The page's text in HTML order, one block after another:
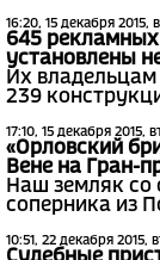
16:20, 15 декабря 2015,
645 рекламных
установлены
Их
239
17:10, 15 декабря 2015,
«Орловский
Вене на Гран-
Наш земляк со
соперника из
10:51, 22 декабря 2015,